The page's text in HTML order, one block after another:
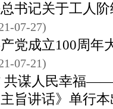
书记关于工人
07-27)
党成立100周年
07-21)
共谋人民幸福
旨讲话》单行